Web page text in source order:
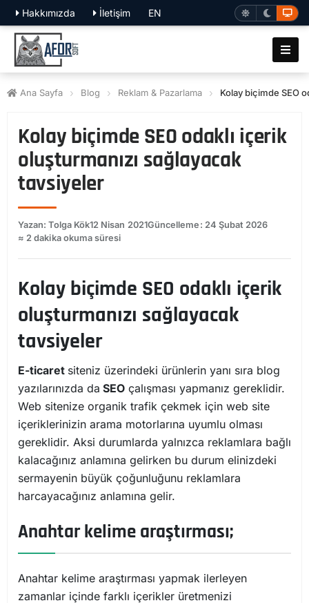
Hakkımızda İletişim EN
Ana Sayfa Blog Reklam & Pazarlama Kolay biçimde SEO
Kolay biçimde SEO odaklı içerik
oluşturmanızı sağlayacak
tavsiyeler
Yazan: Tolga Kök12 Nisan 2021Güncelleme: 24 Şubat 2026
≈ 2 dakika okuma süresi
Kolay biçimde SEO odaklı içerik
oluşturmanızı sağlayacak
tavsiyeler
E-ticaret siteniz üzerindeki ürünlerin yanı sıra blog
yazılarınızda da SEO çalışması yapmanız gereklidir.
Web sitenize organik trafik çekmek için web site
içeriklerinizin arama motorlarına uyumlu olması
gereklidir. Aksi durumlarda yalnızca reklamlara bağlı
kalacağınız anlamına gelirken bu durum elinizdeki
sermayenin büyük çoğunluğunu reklamlara
harcayacağınız anlamına gelir.
Anahtar kelime araştırması;
Anahtar kelime araştırması yapmak ilerleyen
zamanlar içinde farklı içerikler üretmenizi